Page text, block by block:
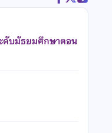
ะดับมัธยมศึกษาตอน